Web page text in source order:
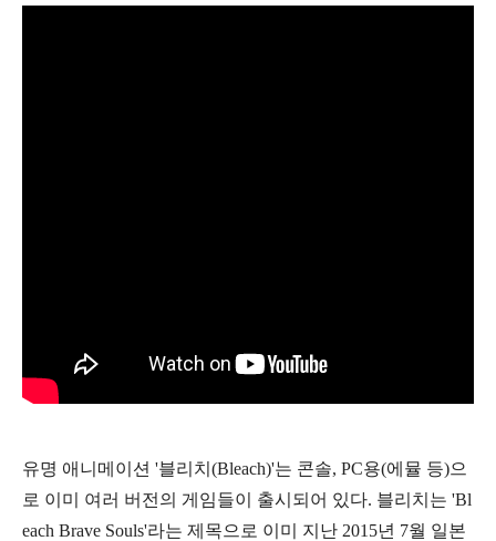
유명 애니메이션 '블리치(Bleach)'는 콘솔, PC용(에뮬 등)으
로 이미 여러 버전의 게임들이 출시되어 있다. 블리치는 'Bl
each Brave Souls'라는 제목으로 이미 지난 2015년 7월 일본